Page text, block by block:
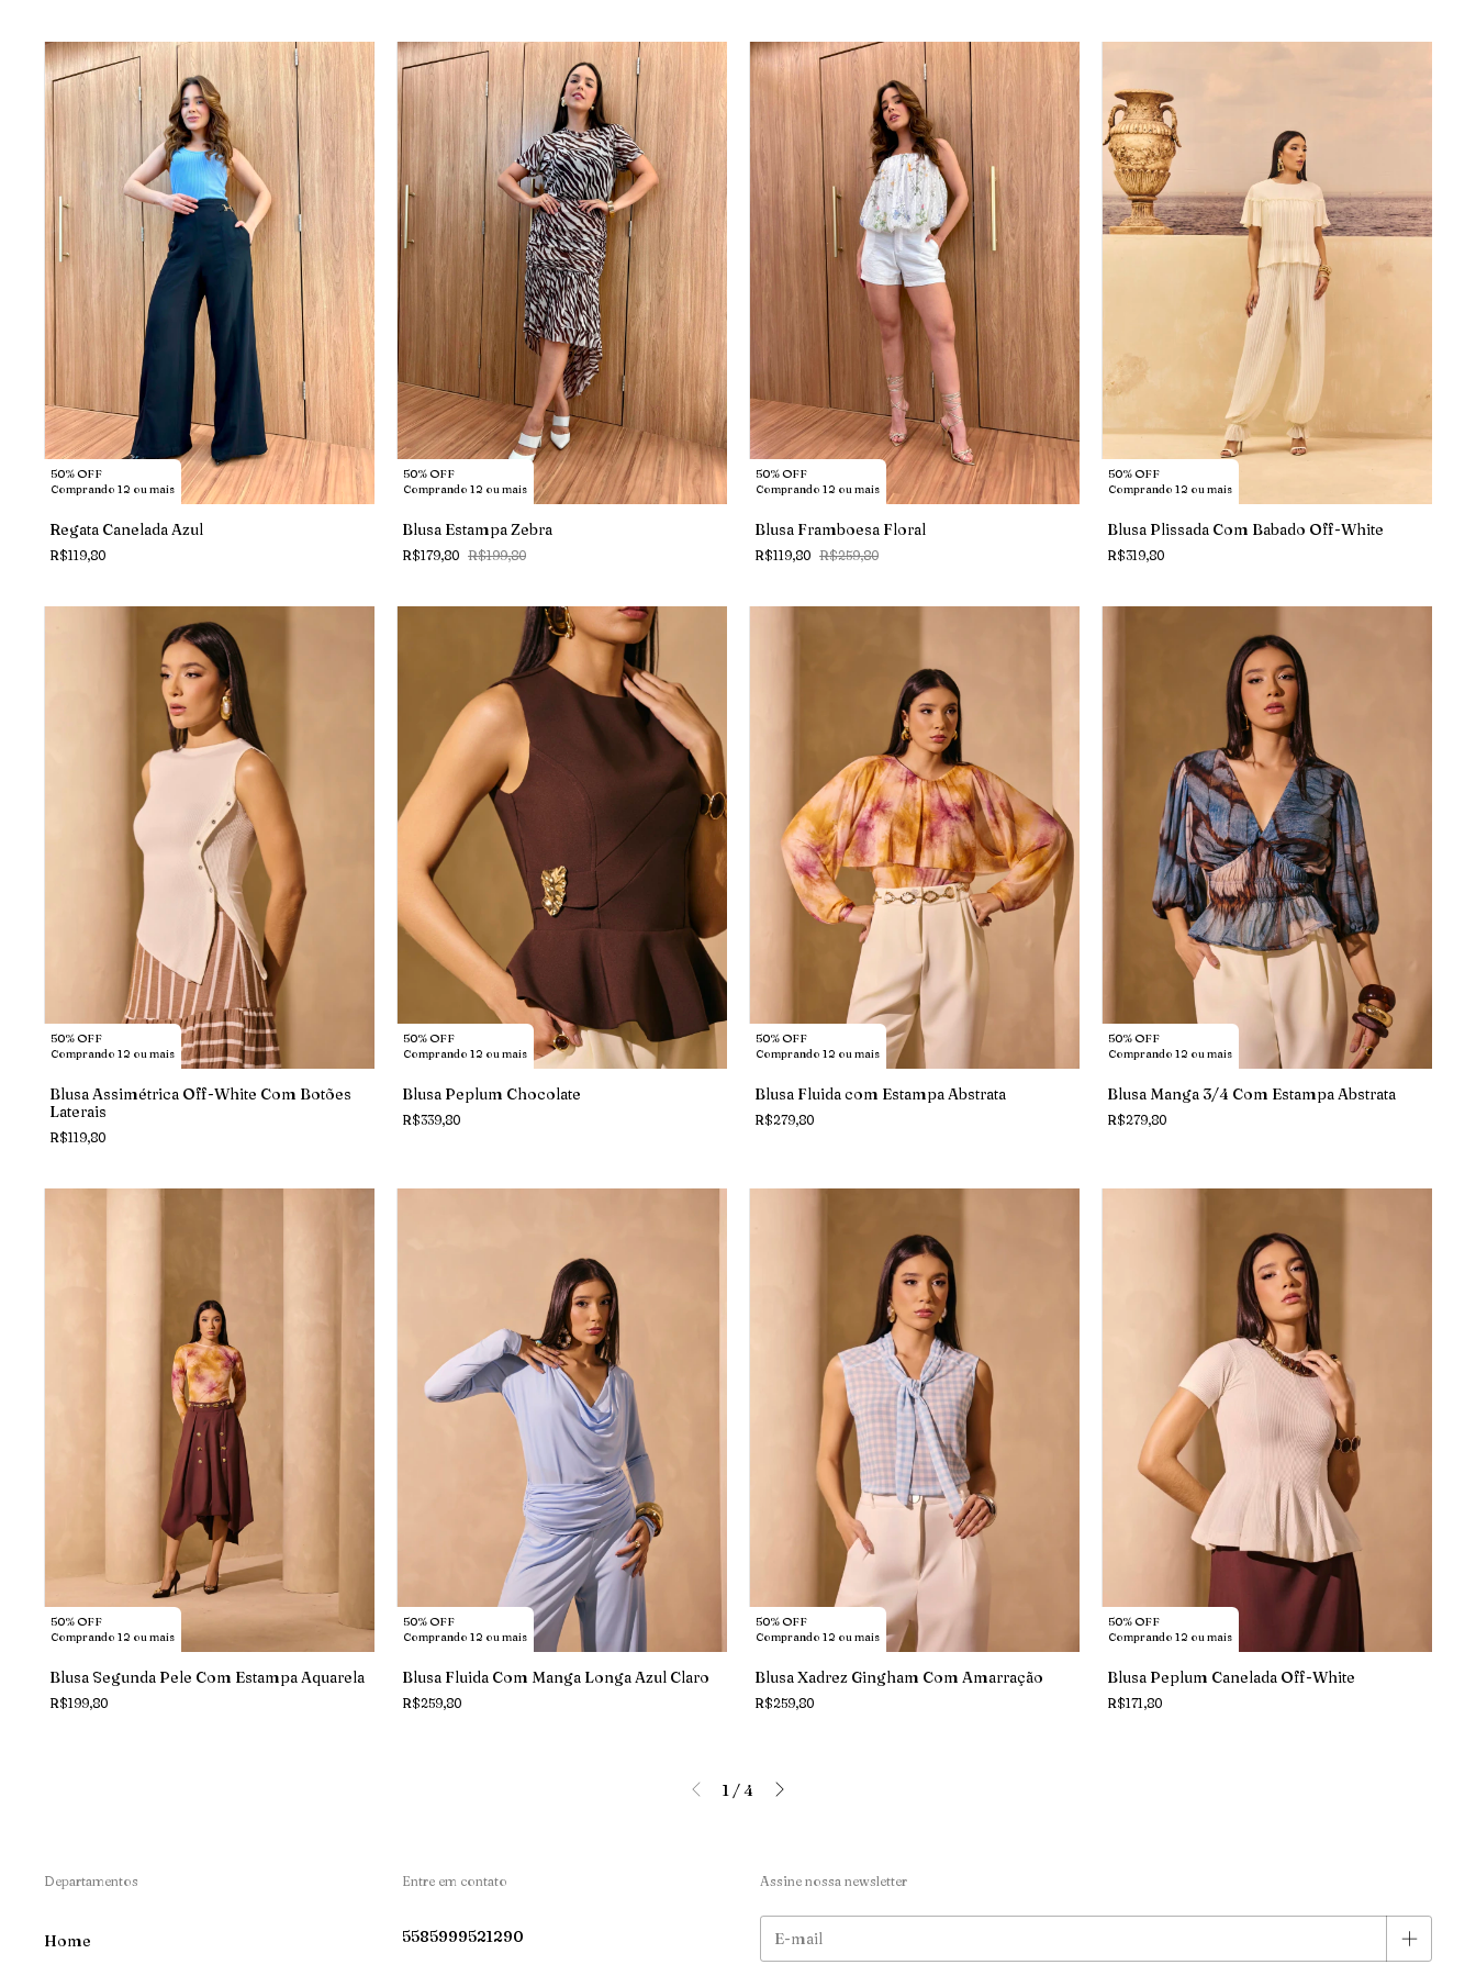
50% OFF
Comprando 12 ou mais
Regata Canelada Azul
R$119,80
50% OFF
Comprando 12 ou mais
Blusa Estampa Zebra
R$179,80 R$199,80
50% OFF
Comprando 12 ou mais
Blusa Framboesa Floral
R$119,80 R$259,80
50% OFF
Comprando 12 ou mais
Blusa Plissada Com Babado Off-White
R$319,80
50% OFF
Comprando 12 ou mais
Blusa Assimétrica Off-White Com Botões
Laterais
R$119,80
50% OFF
Comprando 12 ou mais
Blusa Peplum Chocolate
R$339,80
50% OFF
Comprando 12 ou mais
Blusa Fluida com Estampa Abstrata
R$279,80
50% OFF
Comprando 12 ou mais
Blusa Manga 3/4 Com Estampa Abstrata
R$279,80
50% OFF
Comprando 12 ou mais
Blusa Segunda Pele Com Estampa Aquarela
R$199,80
50% OFF
Comprando 12 ou mais
Blusa Fluida Com Manga Longa Azul Claro
R$259,80
50% OFF
Comprando 12 ou mais
Blusa Xadrez Gingham Com Amarração
R$259,80
50% OFF
Comprando 12 ou mais
Blusa Peplum Canelada Off-White
R$171,80
1 /4
Departamentos
Home
Entre em contato
5585999521290
Assine nossa newsletter